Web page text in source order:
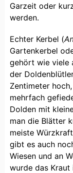
Garzeit oder
werden.
Echter Kerbel (
Gartenkerbel
gehört wie viele
der
Zentimeter
mehrfach
Dolden mit
man die Blätter
meiste
gibt es auch
Wiesen und an
wurde das